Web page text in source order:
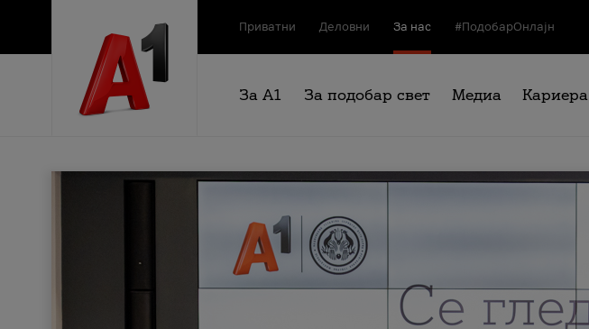
Приватни Деловни За нас #ПодобарОнлајн
За А1 За подобар свет Медиа Кариера